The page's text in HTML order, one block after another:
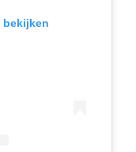
bekijken